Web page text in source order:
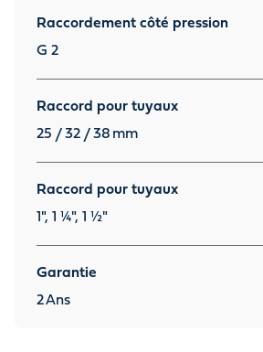
Raccordement côté pression
G 2
Raccord pour tuyaux
25 / 32 / 38 mm
Raccord pour tuyaux
1", 1 ¼", 1 ½"
Garantie
2Ans